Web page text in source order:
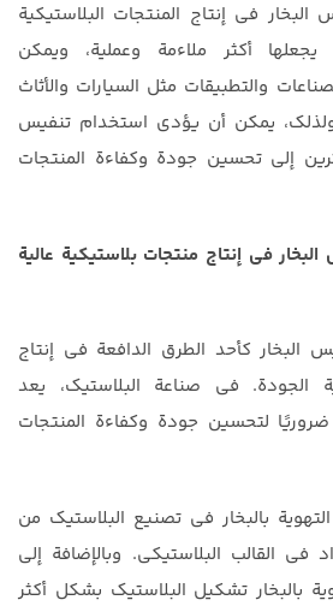
في إنتاج المنتجات البلاستيكية
يجعلها أكثر ملاءمة وعملية، ويمكن
والتطبيقات مثل السيارات والأثاث
ولذلك، يمكن أن يؤدي استخدام تنفيس
إلى تحسين جودة وكفاءة المنتجات
في إنتاج منتجات بلاستيكية عالية
البخار كأحد الطرق الدافعة في إنتاج
الجودة. في صناعة البلاستيك، يعد
لتحسين جودة وكفاءة المنتجات
بالبخار في تصنيع البلاستيك من
في القالب البلاستيكي. وبالإضافة إلى
بالبخار تشكيل البلاستيك بشكل أكثر